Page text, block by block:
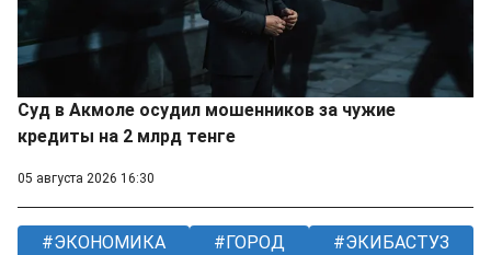
Суд в Акмоле осудил мошенников за чужие
кредиты на 2 млрд тенге
05 августа 2026 16:30
ЭКОНОМИКА ГОРОД ЭКИБАСТУЗ